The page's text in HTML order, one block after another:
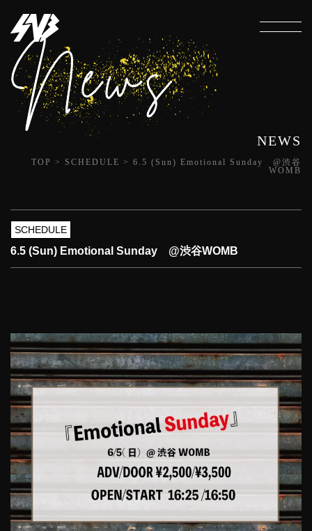
NEWS
TOP > SCHEDULE > 6.5 (Sun) Emotional Sunday @渋谷
WOMB
SCHEDULE
6.5 (Sun) Emotional Sunday @渋谷WOMB